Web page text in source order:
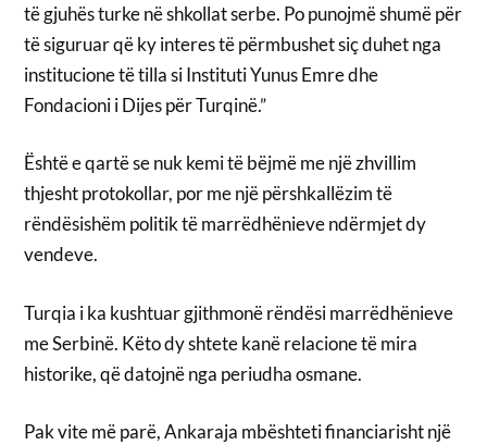
të gjuhës turke në shkollat serbe. Po punojmë shumë për
të siguruar që ky interes të përmbushet siç duhet nga
institucione të tilla si Instituti Yunus Emre dhe
Fondacioni i Dijes për Turqinë.”
Është e qartë se nuk kemi të bëjmë me një zhvillim
thjesht protokollar, por me një përshkallëzim të
rëndësishëm politik të marrëdhënieve ndërmjet dy
vendeve.
Turqia i ka kushtuar gjithmonë rëndësi marrëdhënieve
me Serbinë. Këto dy shtete kanë relacione të mira
historike, që datojnë nga periudha osmane.
Pak vite më parë, Ankaraja mbështeti financiarisht një